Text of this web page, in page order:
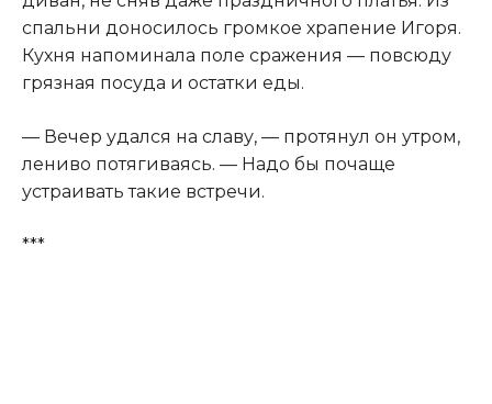
спальни доносилось громкое храпение Игоря.
Кухня напоминала поле сражения — повсюду
грязная посуда и остатки еды.
— Вечер удался на славу, — протянул он утром,
лениво потягиваясь. — Надо бы почаще
устраивать такие встречи.
***